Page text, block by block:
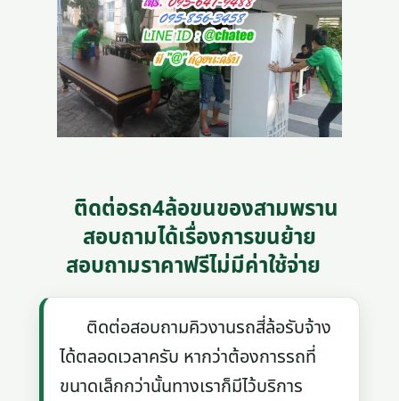
ติดต่อรถ4ล้อขนของสามพราน
สอบถามได้เรื่องการขนย้าย
สอบถามราคาฟรีไม่มีค่าใช้จ่าย
ติดต่อสอบถามคิวงานรถสี่ล้อรับจ้าง
ได้ตลอดเวลาครับ หากว่าต้องการรถที่
ขนาดเล็กกว่านั้นทางเราก็มีไว้บริการ